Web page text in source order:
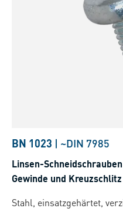
BN 1023 | ~DIN 7985
Linsen-
Gewinde und
Stahl, einsatzgehärtet,